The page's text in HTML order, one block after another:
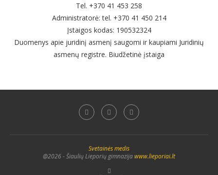
Tel. +370 41 453 258
Administratorė: tel. +370 41 450 214
Įstaigos kodas: 190532324
Duomenys apie juridinį asmenį saugomi ir kaupiami Juridinių
asmenų registre. Biudžetinė įstaiga
Svetainės medis
@2026 - Šiaulių Lieporių gimnazijawww.lieporiai.lt